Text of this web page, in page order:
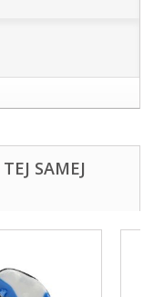
SAMEJ